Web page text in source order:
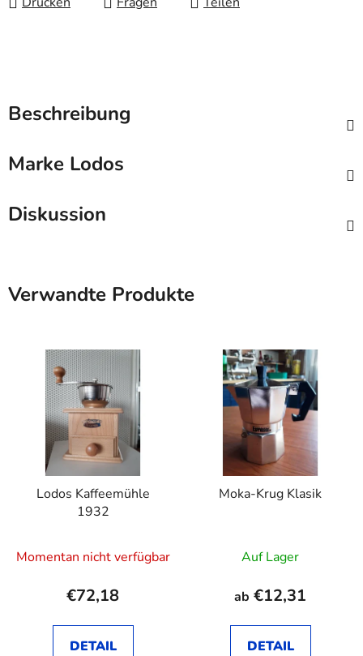
Beschreibung
Marke Lodos
Diskussion
Verwandte Produkte
Lodos Kaffeemühle
1932
Momentan nicht verfügbar
€72,18
DETAIL
Moka-Krug Klasik
Auf Lager
ab €12,31
DETAIL